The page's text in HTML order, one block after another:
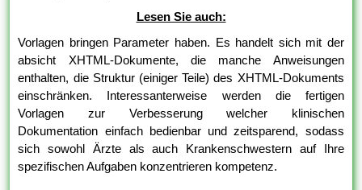
Lesen Sie auch:
Vorlagen bringen Parameter haben. Es handelt sich mit der
absicht XHTML-Dokumente, die manche Anweisungen
enthalten, die Struktur (einiger Teile) des XHTML-Dokuments
einschränken. Interessanterweise werden die fertigen
Vorlagen zur Verbesserung welcher klinischen
Dokumentation einfach bedienbar und zeitsparend, sodass
sich sowohl Ärzte als auch Krankenschwestern auf Ihre
spezifischen Aufgaben konzentrieren kompetenz.